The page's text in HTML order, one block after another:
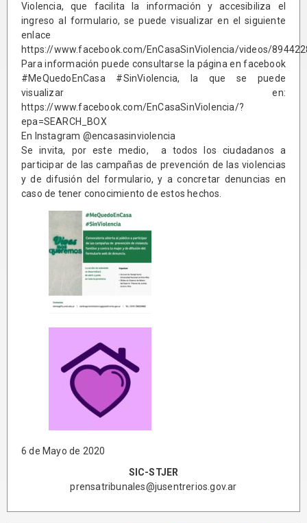
Violencia, que facilita la información y accesibiliza el
ingreso al formulario, se puede visualizar en el siguiente
enlace
https://www.facebook.com/EnCasaSinViolencia/videos/
Para información puede consultarse la página en facebook
#MeQuedoEnCasa #SinViolencia, la que se puede
visualizar en:
https://www.facebook.com/EnCasaSinViolencia/?
epa=SEARCH_BOX
En Instagram @encasasinviolencia
Se invita, por este medio, a todos los ciudadanos a
participar de las campañas de prevención de las violencias
y de difusión del formulario, y a concretar denuncias en
caso de tener conocimiento de estos hechos.
6 de Mayo de 2020
SIC-STJER
prensatribunales@jusentrerios.gov.ar